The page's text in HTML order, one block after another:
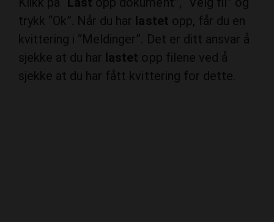
kvittering i “Meldinger”. Det er ditt ansvar å
sjekke at du har lastetopp filene ved å
sjekke at du har fått kvittering for dette.